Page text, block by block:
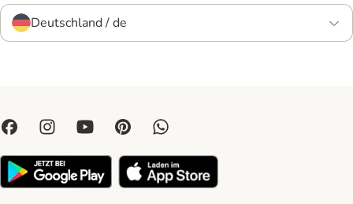
Deutschland / de